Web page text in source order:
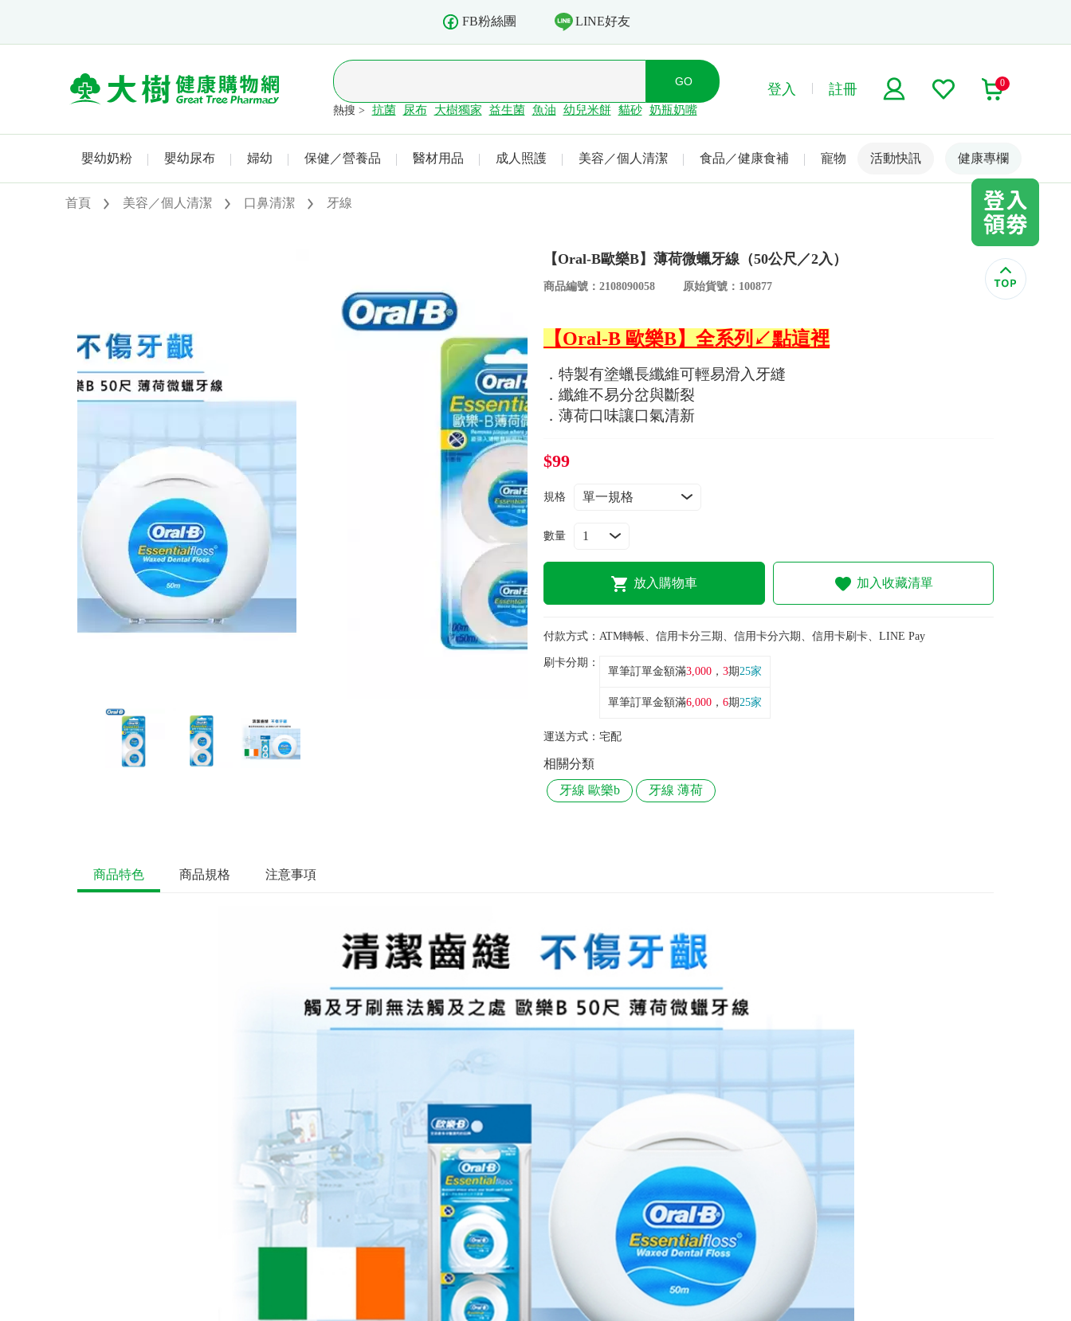
FB粉絲團 LINE好友
熱搜 > 抗菌 尿布 大樹獨家 益生菌 魚油 幼兒米餅 貓砂 奶瓶奶嘴
登入 註冊 0
嬰幼奶粉 嬰幼尿布 婦幼 保健／營養品 醫材用品 成人照護 美容／個人清潔 食品／健康食補 寵物 名人嚴選
活動快訊 健康專欄
首頁 美容／個人清潔 口鼻清潔 牙線
【Oral-B歐樂B】薄荷微蠟牙線（50公尺／2入）
商品編號：2108090058 原始貨號：100877
【Oral-B 歐樂B】全系列↙點這裡
．特製有塗蠟長纖維可輕易滑入牙縫
．纖維不易分岔與斷裂
．薄荷口味讓口氣清新
$99
規格
數量
放入購物車 加入收藏清單
付款方式： ATM轉帳、信用卡分三期、信用卡分六期、信用卡刷卡、LINE Pay
刷卡分期：
單筆訂單金額滿3,000 ， 3期25家
單筆訂單金額滿6,000 ， 6期25家
運送方式： 宅配
相關分類
牙線 歐樂b
牙線 薄荷
商品特色 商品規格 注意事項